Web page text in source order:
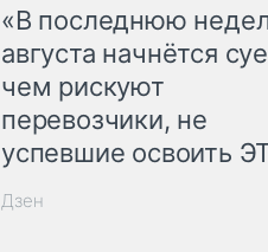
«В последнюю
августа начнётся
чем рискуют
перевозчики, не
успевшие освоить
Дзен